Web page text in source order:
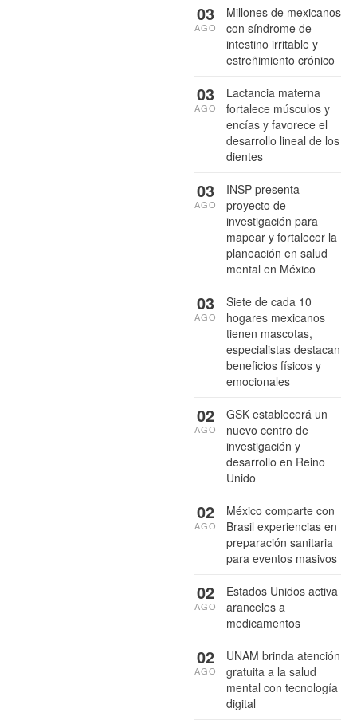
Millones de mexicanos
con síndrome de
intestino irritable y
estreñimiento crónico
03
AGO
Lactancia materna
fortalece músculos y
encías y favorece el
desarrollo lineal de los
dientes
03
AGO
INSP presenta
proyecto de
investigación para
mapear y fortalecer la
planeación en salud
mental en México
03
AGO
Siete de cada 10
hogares mexicanos
tienen mascotas,
especialistas destacan
beneficios físicos y
emocionales
03
AGO
GSK establecerá un
nuevo centro de
investigación y
desarrollo en Reino
Unido
02
AGO
México comparte con
Brasil experiencias en
preparación sanitaria
para eventos masivos
02
AGO
Estados Unidos activa
aranceles a
medicamentos
02
AGO
UNAM brinda atención
gratuita a la salud
mental con tecnología
digital
02
AGO